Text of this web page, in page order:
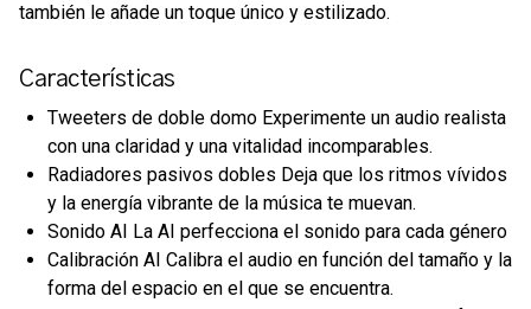
también le añade un toque único y estilizado.
Características
Tweeters de doble domo Experimente un audio realista
con una claridad y una vitalidad incomparables.
Radiadores pasivos dobles Deja que los ritmos vívidos
y la energía vibrante de la música te muevan.
Sonido AI La AI perfecciona el sonido para cada género
Calibración AI Calibra el audio en función del tamaño y la
forma del espacio en el que se encuentra.